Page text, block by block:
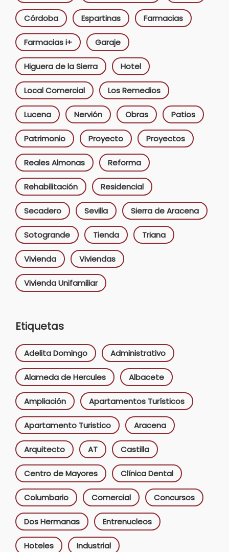
Córdoba Espartinas Farmacias
Farmacias i+ Garaje
Higuera de la Sierra Hotel
Local Comercial Los Remedios
Lucena Nervión Obras Patios
Patrimonio Proyecto Proyectos
Reales Almonas Reforma
Rehabilitación Residencial
Secadero Sevilla Sierra de Aracena
Sotogrande Tienda Triana
Vivienda Viviendas
Vivienda Unifamiliar
Etiquetas
Adelita Domingo Administrativo
Alameda de Hercules Albacete
Ampliación Apartamentos Turísticos
Apartamento Turistico Aracena
Arquitecto AT Castilla
Centro de Mayores Clínica Dental
Columbario Comercial Concursos
Dos Hermanas Entrenucleos
Hoteles Industrial